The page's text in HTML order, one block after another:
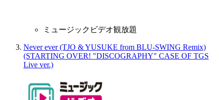
ミュージックビデオ観放題
Never ever (TJO & YUSUKE from BLU-SWING Remix)
(STARTING OVER! "DISCOGRAPHY" CASE OF TGS
Live ver.)